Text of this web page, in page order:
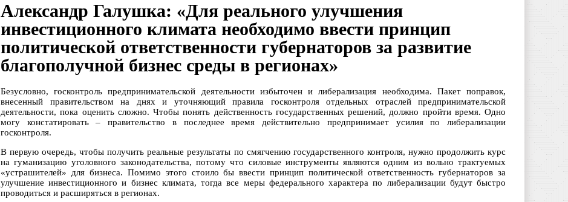
Александр Галушка: «Для реального улучшения
инвестиционного климата необходимо ввести принцип
политической ответственности губернаторов за развитие
благополучной бизнес среды в регионах»
Безусловно, госконтроль предпринимательской деятельности избыточен и либерализация необходима. Пакет поправок,
внесенный правительством на днях и уточняющий правила госконтроля отдельных отраслей предпринимательской
деятельности, пока оценить сложно. Чтобы понять действенность государственных решений, должно пройти время. Одно
могу констатировать – правительство в последнее время действительно предпринимает усилия по либерализации
госконтроля.
В первую очередь, чтобы получить реальные результаты по смягчению государственного контроля, нужно продолжить курс
на гуманизацию уголовного законодательства, потому что силовые инструменты являются одним из вольно трактуемых
«устрашителей» для бизнеса. Помимо этого стоило бы ввести принцип политической ответственность губернаторов за
улучшение инвестиционного и бизнес климата, тогда все меры федерального характера по либерализации будут быстро
проводиться и расширяться в регионах.